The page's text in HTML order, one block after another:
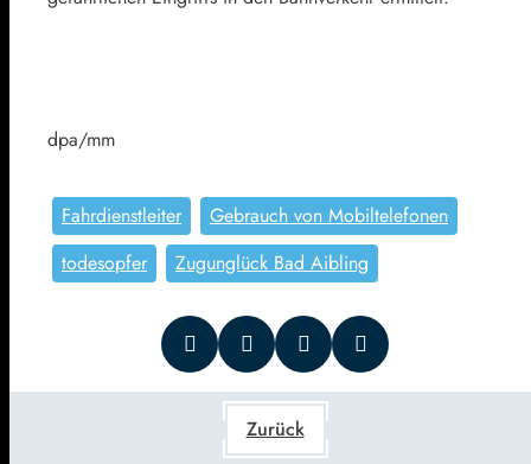
dpa/mm
Fahrdienstleiter
Gebrauch von Mobiltelefonen
todesopfer
Zugunglück Bad Aibling
Zurück